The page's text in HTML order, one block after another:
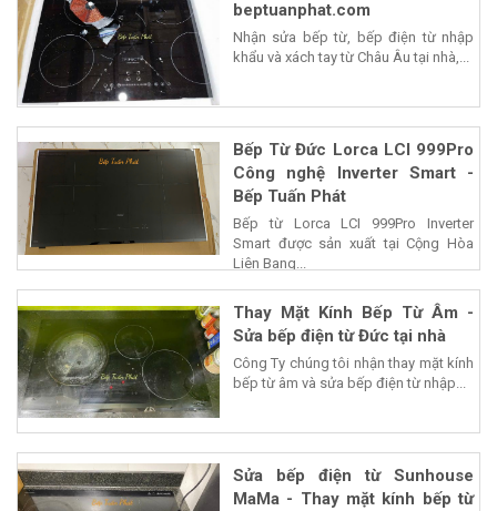
beptuanphat.com
Nhận sửa bếp từ, bếp điện từ nhập
khẩu và xách tay từ Châu Âu tại nhà,...
Bếp Từ Đức Lorca LCI 999Pro
Công nghệ Inverter Smart -
Bếp Tuấn Phát
Bếp từ Lorca LCI 999Pro Inverter
Smart được sản xuất tại Cộng Hòa
Liên Bang...
Thay Mặt Kính Bếp Từ Âm -
Sửa bếp điện từ Đức tại nhà
Công Ty chúng tôi nhận thay mặt kính
bếp từ âm và sửa bếp điện từ nhập...
Sửa bếp điện từ Sunhouse
MaMa - Thay mặt kính bếp từ